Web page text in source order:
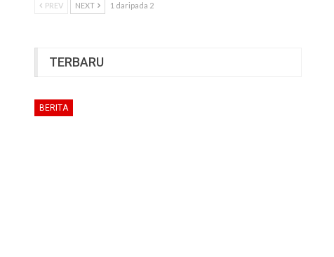
PREV NEXT 1 daripada 2
TERBARU
BERITA